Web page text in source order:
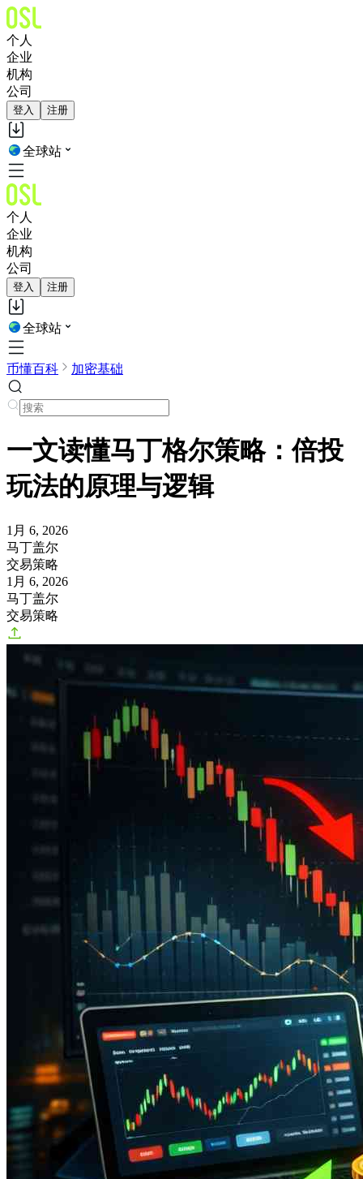
个人
企业
机构
公司
登入 注册
全球站
个人
企业
机构
公司
登入 注册
全球站
币懂百科 加密基础
一文读懂马丁格尔策略：倍投
玩法的原理与逻辑
1月 6, 2026
马丁盖尔
交易策略
1月 6, 2026
马丁盖尔
交易策略